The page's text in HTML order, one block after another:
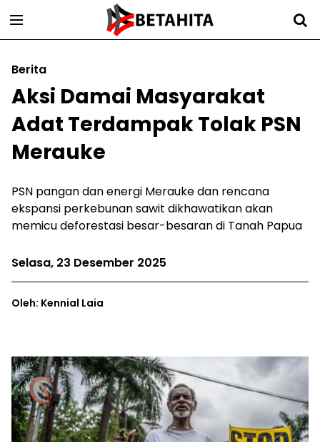
Berita
Aksi Damai Masyarakat
Adat Terdampak Tolak PSN
Merauke
PSN pangan dan energi Merauke dan rencana
ekspansi perkebunan sawit dikhawatikan akan
memicu deforestasi besar-besaran di Tanah Papua
Selasa, 23 Desember 2025
Oleh: Kennial Laia